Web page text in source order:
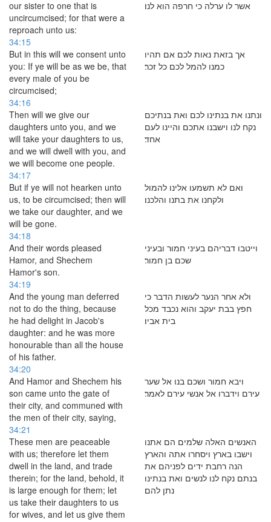
our sister to one that is
uncircumcised; for that were a
reproach unto us:
אשר לו ערלה כי חרפה הוא לנו׃
34:15
But in this will we consent unto
you: If ye will be as we be, that
every male of you be
circumcised;
אך בזאת נאות לכם אם תהיו
כמנו להמל לכם כל זכר׃
34:16
Then will we give our
daughters unto you, and we
will take your daughters to us,
and we will dwell with you, and
we will become one people.
ונתנו את בנתינו לכם ואת בנתיכם
נקח לנו וישבנו אתכם והיינו לעם
אחד׃
34:17
But if ye will not hearken unto
us, to be circumcised; then will
we take our daughter, and we
will be gone.
ואם לא תשמעו אלינו להמול
ולקחנו את בתנו והלכנו׃
34:18
And their words pleased
Hamor, and Shechem
Hamor's son.
וייטבו דבריהם בעיני חמור ובעיני
שכם בן חמור׃
34:19
And the young man deferred
not to do the thing, because
he had delight in Jacob's
daughter: and he was more
honourable than all the house
of his father.
ולא אחר הנער לעשות הדבר כי
חפץ בבת יעקב והוא נכבד מכל
בית אביו׃
34:20
And Hamor and Shechem his
son came unto the gate of
their city, and communed with
the men of their city, saying,
ויבא חמור ושכם בנו אל שער
עירם וידברו אל אנשי עירם לאמר׃
34:21
These men are peaceable
with us; therefore let them
dwell in the land, and trade
therein; for the land, behold, it
is large enough for them; let
us take their daughters to us
for wives, and let us give them
האנשים האלה שלמים הם אתנו
וישבו בארץ ויסחרו אתה והארץ
הנה רחבת ידים לפניהם את
בנתם נקח לנו לנשים ואת בנתינו
נתן להם׃